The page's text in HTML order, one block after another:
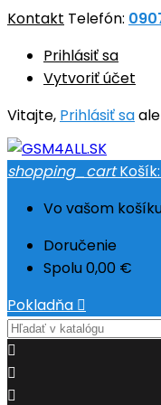
Kontakt Telefón:
Prihlásiť sa
Vytvoriť účet
Vitajte, Prihlásiť sa
shopping_cart Košík:
Vo vašom
Doručenie
Spolu0,00 €
Pokladňa 


